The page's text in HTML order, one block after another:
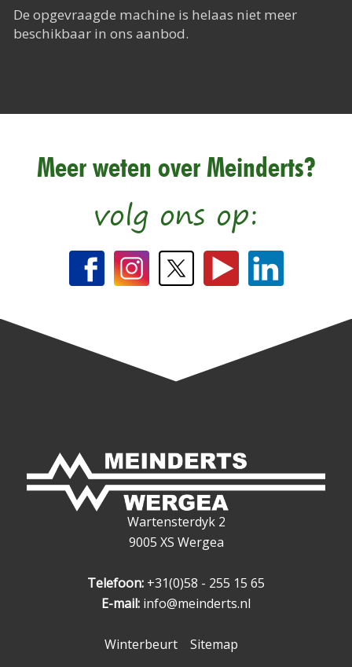
Het digitale tijdperk
De opgevraagde machine is helaas niet meer
beschikbaar in ons aanbod.
Meer weten over Meinderts?
volg ons op:
Wartensterdyk 2
9005 XS Wergea
Telefoon: +31(0)58 - 255 15 65
E-mail: info@meinderts.nl
Winterbeurt Sitemap